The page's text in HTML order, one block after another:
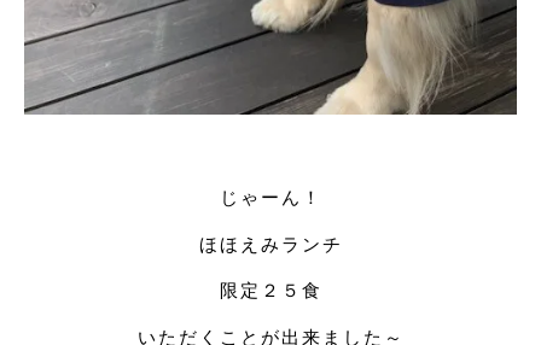
じゃーん！
ほほえみランチ
限定２５食
いただくことが出来ました～